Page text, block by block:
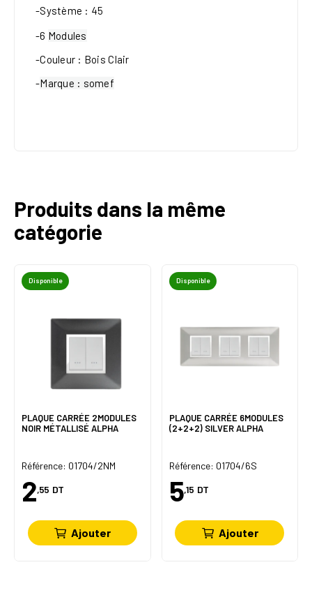
-Système : 45
-6 Modules
-Couleur : Bois Clair
-Marque : somef
Produits dans la même
catégorie
Disponible
PLAQUE CARRÉE 2MODULES
NOIR MÉTALLISÉ ALPHA
Référence: 01704/2NM
2,55 DT
Ajouter
Disponible
PLAQUE CARRÉE 6MODULES
(2+2+2) SILVER ALPHA
Référence: 01704/6S
5,15 DT
Ajouter